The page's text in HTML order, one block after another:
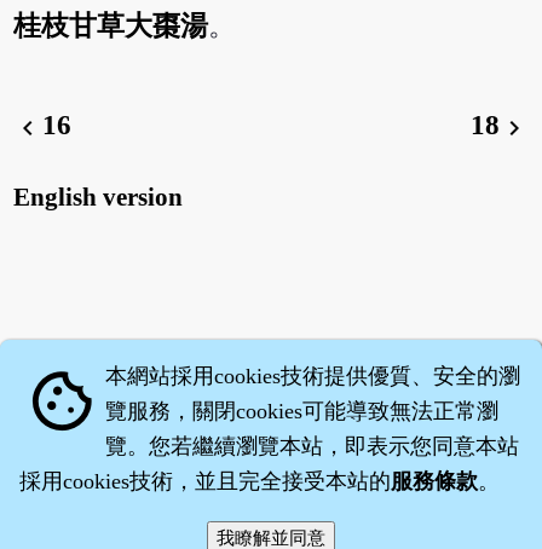
桂枝甘草大棗湯。
chevron_left 16 18 chevron_right
English version
cookie 本網站採用cookies技術提供優質、安全的瀏
覽服務，關閉cookies可能導致無法正常瀏
覽。您若繼續瀏覽本站，即表示您同意本站
採用cookies技術，並且完全接受本站的服務條款。